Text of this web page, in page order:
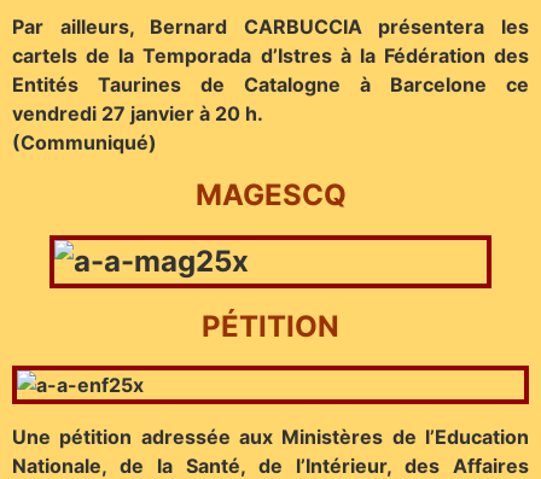
Par ailleurs, Bernard CARBUCCIA présentera les
cartels de la Temporada d’Istres à la Fédération des
Entités Taurines de Catalogne à Barcelone ce
vendredi 27 janvier à 20 h.
(Communiqué)
MAGESCQ
PÉTITION
Une pétition adressée aux Ministères de l’Education
Nationale, de la Santé, de l’Intérieur, des Affaires